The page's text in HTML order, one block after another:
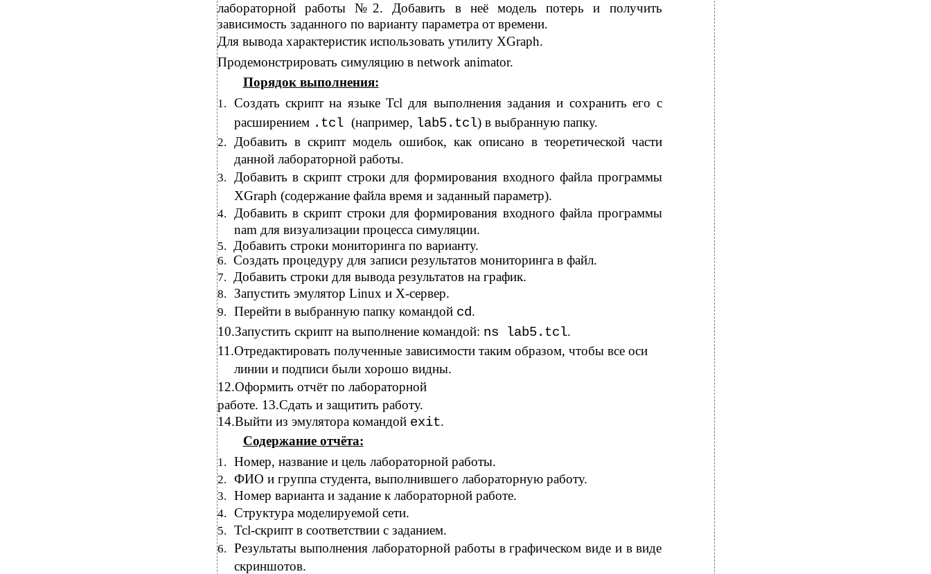
лабораторной работы №2. Добавить в неё модель потерь и получить
зависимость заданного по варианту параметра от времени.
Для вывода характеристик использовать утилиту XGraph.
Продемонстрировать симуляцию в network animator.
Порядок выполнения:
1.
Создать скрипт на языке Tcl для выполнения задания и сохранить его с
расширением .tcl (например, lab5.tcl) в выбранную папку.
2.
Добавить в скрипт модель ошибок, как описано в теоретической части
данной лабораторной работы.
3.
Добавить в скрипт строки для формирования входного файла программы
XGraph (содержание файла время и заданный параметр).
4.
Добавить в скрипт строки для формирования входного файла программы
nam для визуализации процесса симуляции.
5. Добавить строки мониторинга по варианту.
6. Создать процедуру для записи результатов мониторинга в файл.
7. Добавить строки для вывода результатов на график.
8. Запустить эмулятор Linux и Х-сервер.
9. Перейти в выбранную папку командой cd.
10.Запустить скрипт на выполнение командой: ns lab5.tcl.
11.Отредактировать полученные зависимости таким образом, чтобы все оси
линии и подписи были хорошо видны.
12.Оформить отчёт по лабораторной
работе. 13.Сдать и защитить работу.
14.Выйти из эмулятора командой exit.
Содержание отчёта:
1. Номер, название и цель лабораторной работы.
2. ФИО и группа студента, выполнившего лабораторную работу.
3. Номер варианта и задание к лабораторной работе.
4. Структура моделируемой сети.
5. Tcl-скриптв соответствии с заданием.
6.
Результаты выполнения лабораторной работы в графическом виде и в виде
скриншотов.